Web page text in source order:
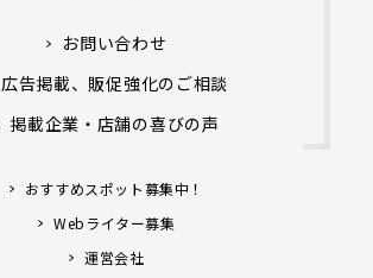
お問い合わせ
広告掲載、販促強化のご相談
掲載企業・店舗の喜びの声
おすすめスポット募集中！
Webライター募集
運営会社